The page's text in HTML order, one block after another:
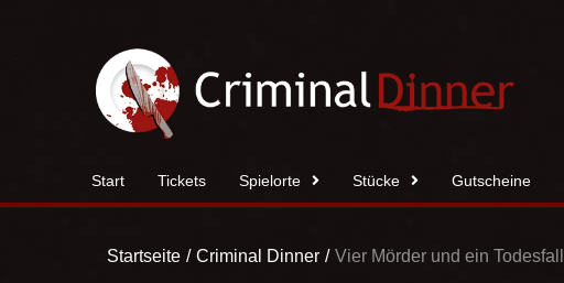
Start Tickets Spielorte Stücke Gutscheine
Startseite Criminal Dinner Vier Mörder und ein Todesfall